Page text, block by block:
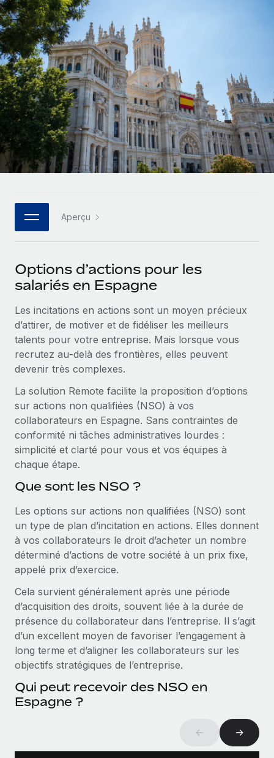
Gestion des freelances
Intégrez et gérez vos freelances partout dans le monde
PEO
Sous-traitez les opérations complexes liées à l’emploi
INFRASTRUCTURE
Intégration Remote
Intégrez vos RH aux flux de travail en toute simplicité
Plateforme
Des fonctions RH clés intégrées pour votre équipe
Connectez n'importe quel outil d’IA à Remote grâce à
notre MCP
Rationalisez vos processus avec des outils essentiels
SERVICES
Demandez aux experts
Recevez des conseils d’experts sur les RH à
l’international et la conformité
Contrôles d’antécédents
Simplifiez vos processus de présélection des
candidats
Remote Watchtower
Gardez un temps d’avance sur les risques en
matière de conformité
Achetez et suivez vos équipements informatiques
dans le monde entier
Création d’entité
Établissez des entités rapidement et en toute
Mobilité et déménagement international
Organisez facilement le déménagement de vos
employés
Avantages sociaux
Gérez facilement les avantages sociaux
Comparer Remote
Examinez notre service par rapport aux autres
CROISSANCE
Start-ups
Des solutions agiles et internationales pour les RH et la
paie des entreprises en pleine croissance
Entreprises intermédiaires
Développez vos équipes avec des solutions RH sur
mesure
Entreprise
Les RH à l’international pour les grandes entreprises
Partenaires stratégiques de la tech
Intégrez les RH à l’international de manière flexible
Devenir partenaire
Explorez avec nous vos opportunités de partenariat
Remote Build
Bientôt disponible
Conseil en intégrations et automatisations assistées par
ÉTUDES DE CAS
Comment Weaviate, l'as de l'IA, a développé
ses effectifs de 120 % avec Remote
source et AI-first. Sa mission est...
En savoir plus
Intégration Remote x BambooHR : du local à
l’international, le recrutement sans changer de
Impact Les clients BambooHR peuvent désormais
embaucher et gérer les employés internationaux...
En savoir plus
pays
Calculateur de paiement des freelances
Découvrez les devises disponibles et les vitesses de
paiement pour vos freelances internationaux
APPRENDRE AVEC REMOTE
Recherche et guides
Études de cas
Checklists et modèles
Descriptions de postes
Événements
Données sur les salaires et les talents
Centre de ressources
Voir toutes les ressources
Paie multipays
EOR et PEO
Gestion des freelances
Taxes
Explorer le blog
BLOG
Mises à jour des produits de Remote :
Intégrations Gusto et Xero et Gestion des
freelances Plus
toute taille à embaucher, gérer et payer...
Nederlands
Français
Deutsch
Español
Italiano
Português (Portugal)
日本語
한국어
Connexion
Aperçu
Options d’actions pour les
salariés en Espagne
Les incitations en actions sont un moyen précieux
d’attirer, de motiver et de fidéliser les meilleurs
talents pour votre entreprise. Mais lorsque vous
recrutez au‑delà des frontières, elles peuvent
devenir très complexes.
La solution Remote facilite la proposition d’options
sur actions non qualifiées (NSO) à vos
collaborateurs en Espagne. Sans contraintes de
conformité ni tâches administratives lourdes :
simplicité et clarté pour vous et vos équipes à
chaque étape.
Que sont les NSO ?
Les options sur actions non qualifiées (NSO) sont
un type de plan d’incitation en actions. Elles donnent
à vos collaborateurs le droit d’acheter un nombre
déterminé d’actions de votre société à un prix fixe,
appelé prix d’exercice.
Cela survient généralement après une période
d’acquisition des droits, souvent liée à la durée de
présence du collaborateur dans l’entreprise. Il s’agit
d’un excellent moyen de favoriser l’engagement à
long terme et d’aligner les collaborateurs sur les
objectifs stratégiques de l’entreprise.
Qui peut recevoir des NSO en
Espagne ?
← →